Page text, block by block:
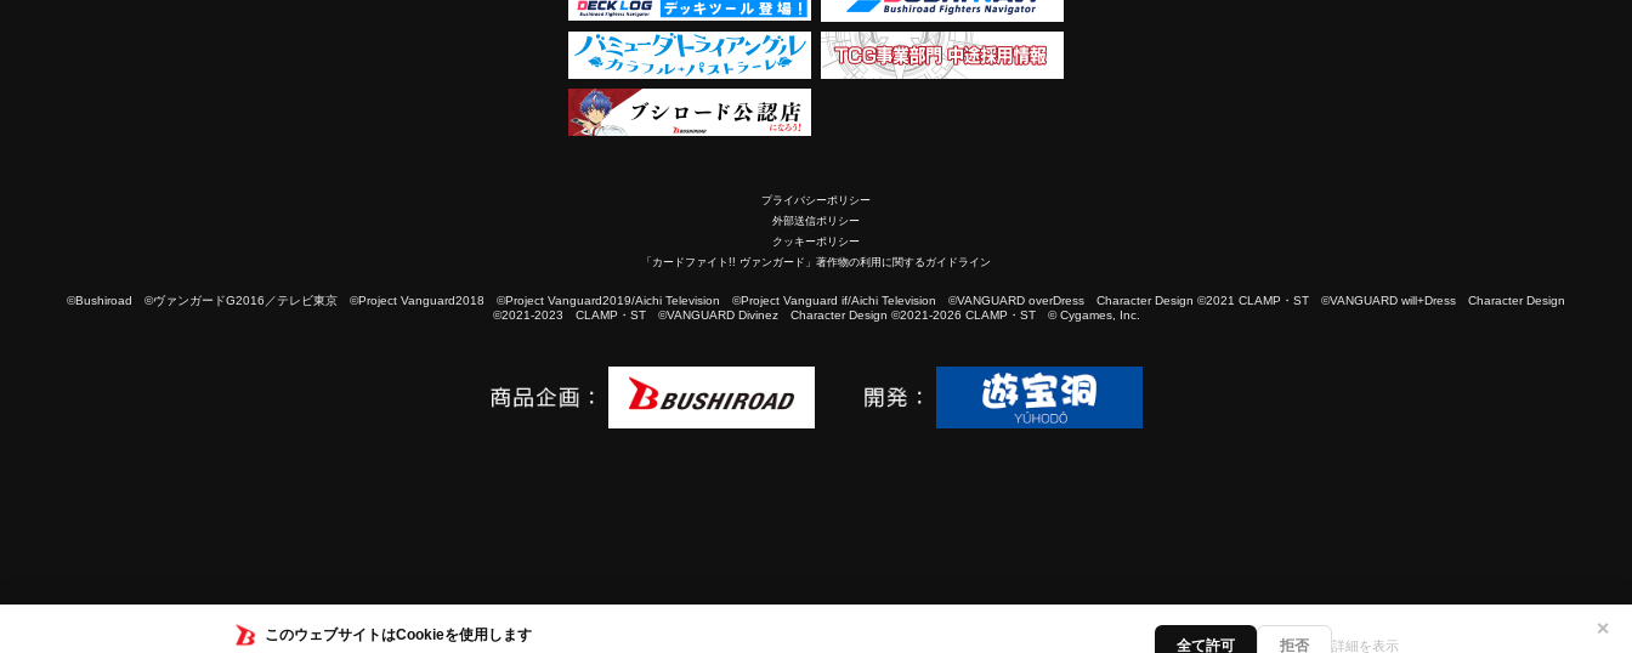
このウェブサイトはCookieを使用します
全て許可 拒否 詳細を表示
✕
プライバシーポリシー
外部送信ポリシー
クッキーポリシー
「カードファイト!! ヴァンガード」著作物の利用に関するガイドライン
©Bushiroad ©ヴァンガードG2016／テレビ東京 ©Project Vanguard2018 ©Project Vanguard2019/Aichi Television ©Project Vanguard if/Aichi Television ©VANGUARD overDress Character Design ©2021 CLAMP・ST ©VANGUARD will+Dress Character Design
©2021-2023 CLAMP・ST ©VANGUARD Divinez Character Design ©2021-2026 CLAMP・ST © Cygames, Inc.